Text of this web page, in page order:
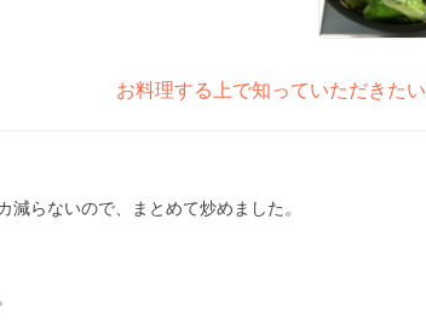
お料理する上で知っていただきた
らないので、まとめて炒めました。